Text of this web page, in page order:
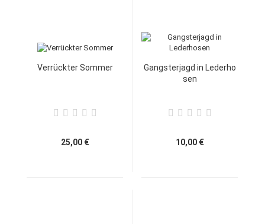
Verrückter Sommer
25,00 €
Gangsterjagd in Lederho
sen
10,00 €